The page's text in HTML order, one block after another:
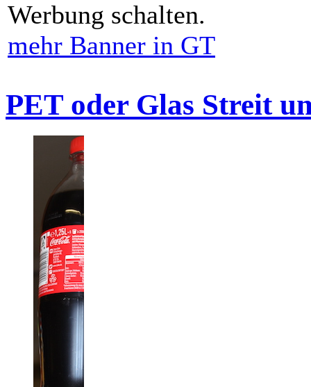
Werbung schalten.
mehr Banner in GT
PET oder Glas Streit